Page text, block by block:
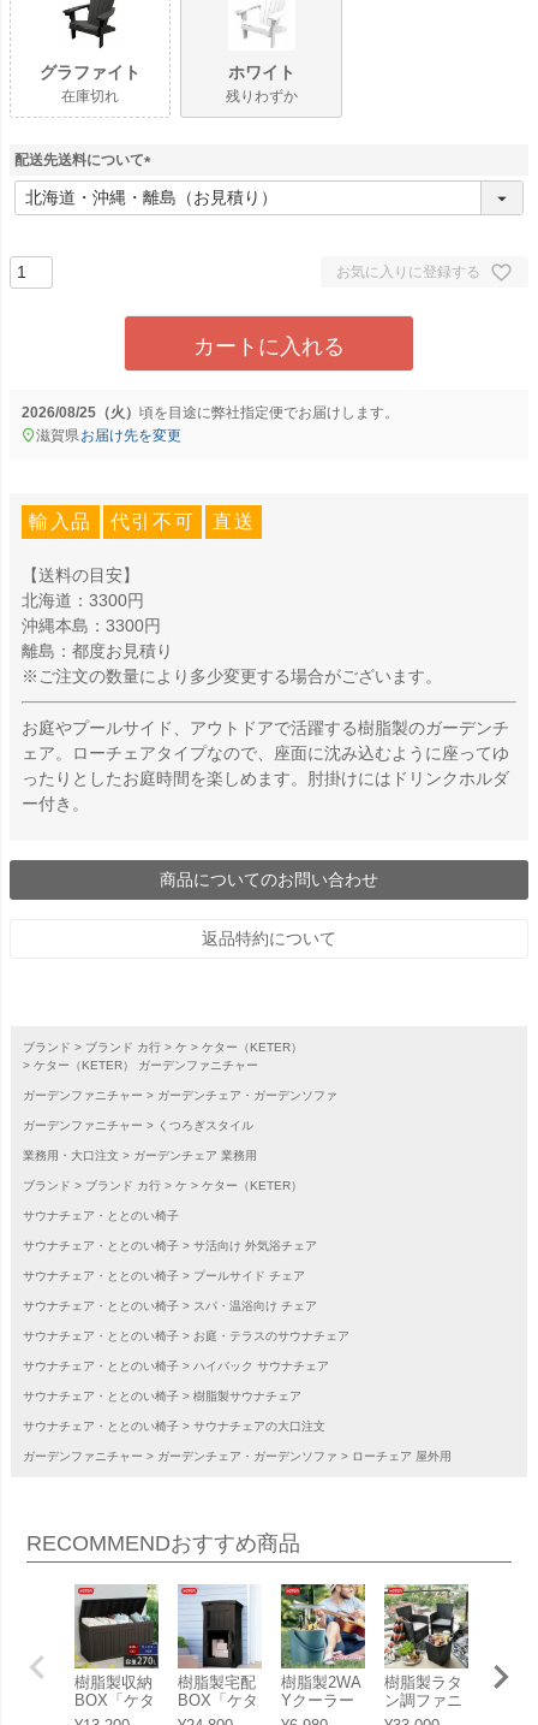
グラファイト
在庫切れ
ホワイト
残りわずか
配送先送料について
(
必
お気に入りに登録する
カートに入れる
2026/08/25（火） に弊社指定便でお届けします。
滋賀県お届け先を変更
輸入品 代引不可 直送
【送料の目安】
北海道：3300円
沖縄本島：3300円
離島：都度お見積り
※ご注文の数量により多少変更する場合がございます。
お庭やプールサイド、アウトドアで活躍する樹脂製のガーデンチ
ェア。ローチェアタイプなので、座面に沈み込むように座ってゆ
ったりとしたお庭時間を楽しめます。肘掛けにはドリンクホルダ
ー付き。
商品についてのお問い合わせ
返品特約について
ブランド ブランド カ行 ケ
ケター（KETER）
ケター（KETER） ガーデンファニチャー
ガーデンファニチャー ガーデンチェア・ガーデンソファ
ガーデンファニチャー くつろぎスタイル
業務用・大口注文 ガーデンチェア 業務用
ブランド ブランド カ行 ケ ケター（KETER）
サウナチェア・ととのい椅子
サウナチェア・ととのい椅子 サ活向け 外気浴チェア
サウナチェア・ととのい椅子 プールサイド チェア
サウナチェア・ととのい椅子 スパ・温浴向け チェア
サウナチェア・ととのい椅子 お庭・テラスのサウナチェア
サウナチェア・ととのい椅子 ハイバック サウナチェア
サウナチェア・ととのい椅子 樹脂製サウナチェア
サウナチェア・ととのい椅子 サウナチェアの大口注文
ガーデンファニチャー ガーデンチェア・ガーデンソファ ローチェア 屋外用
RECOMMENDおすすめ商品
樹脂製収納
BOX「ケタ
ー （KETE
樹脂製宅配
BOX「ケタ
ー （KETE
樹脂製2WA
Yクーラー
ボックス
樹脂製ラタ
ン調ファニ
チャー「ケ
ガー